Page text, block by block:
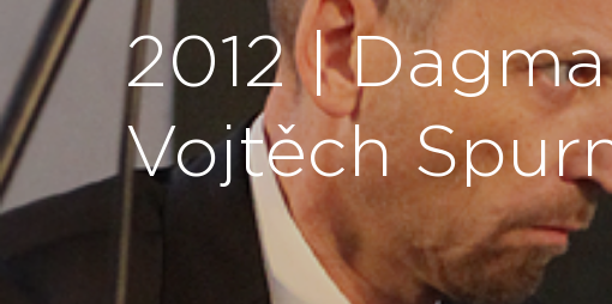
2012 |
Vojtěch